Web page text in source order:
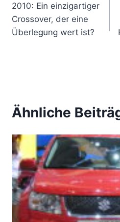
2010: Ein einzigartiger
Crossover, der eine
Überlegung wert ist?
Ähnliche